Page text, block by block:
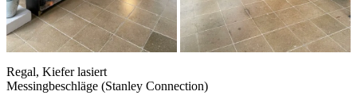
Regal, Kiefer lasiert
Messingbeschläge (Stanley Connection)